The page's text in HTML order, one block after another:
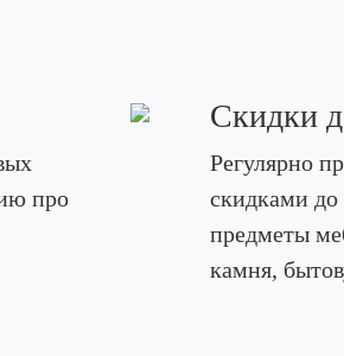
про
Скидки
Регулярно
скидками
предметы
камня,